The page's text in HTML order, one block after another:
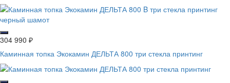
304 990 ₽
Каминная топка Экокамин ДЕЛЬТА 800 три стекла принтинг